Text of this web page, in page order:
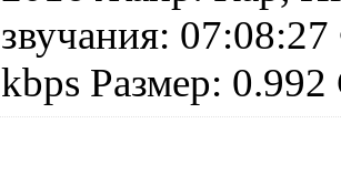
звучания:
kbps Размер: 0.992